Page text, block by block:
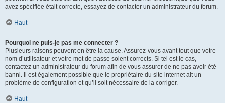
avez spécifiée était correcte, essayez de contacter un administrateur du forum.
Haut
Pourquoi ne puis-je pas me connecter ?
Plusieurs raisons peuvent en être la cause. Assurez-vous avant tout que votre
nom d’utilisateur et votre mot de passe soient corrects. Si tel est le cas,
contactez un administrateur du forum afin de vous assurer de ne pas avoir été
banni. Il est également possible que le propriétaire du site internet ait un
problème de configuration et qu’il soit nécessaire de la corriger.
Haut